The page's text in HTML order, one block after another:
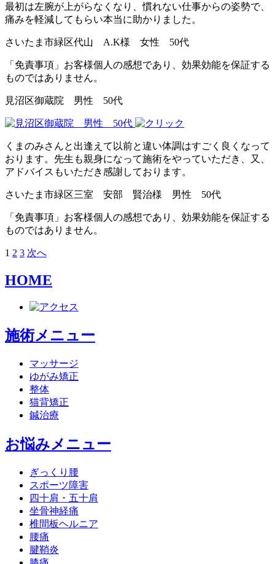
最初は左腕が上がらなくなり、慣れない仕事からの姿勢で、
痛みを軽減してもらい本当に助かりました。
さいたま市緑区代山 A.K様 女性 50代
「免責事項」お客様個人の感想であり、効果効能を保証する
ものではありません。
見沼区御蔵院 男性 50代
くまのみさんと出逢えて以前と違い体調はすごく良くなって
おります。先生も親身になって施術をやっていただき、又、
アドバイスもいただき感謝しております。
さいたま市緑区三室 安部 賢治様 男性 50代
「免責事項」お客様個人の感想であり、効果効能を保証する
ものではありません。
投
稿
ー
1 2 3 次へ
HOME
施術メニュー
マッサージ
ゆがみ矯正
整体
猫背矯正
鍼治療
お悩みメニュー
ぎっくり腰
スポーツ障害
四十肩・五十肩
坐骨神経痛
椎間板ヘルニア
腰痛
腱鞘炎